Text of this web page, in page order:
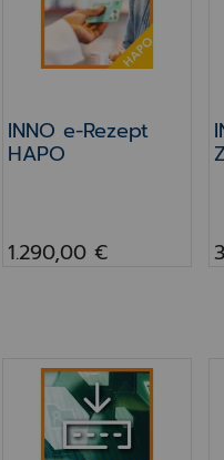
INNO e-Rezept
HAPO
1.290,00 €
n.A.
INNO PRAXISARCHIV